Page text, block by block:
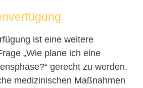
ist eine weitere
„Wie plane ich eine
gerecht zu werden.
medizinischen Maßnahmen